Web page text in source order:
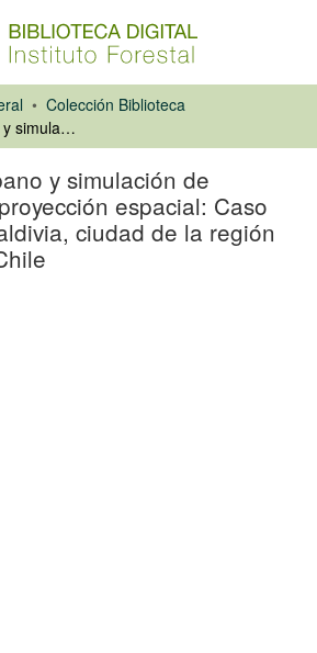
Colección Biblioteca
Crecimiento urbano y simulación de alternativas de proyección espacial: Caso específico de Valdivia, ciudad de la región de Los Lagos, Chile
y simulación de
espacial: Caso
ciudad de la región